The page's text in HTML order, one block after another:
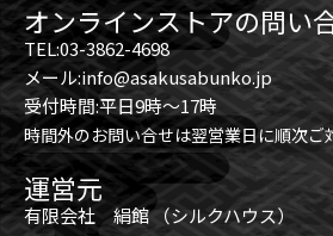
オンラインストアの問い
TEL:03-3862-4698
メール:info@asakusabunko.jp
受付時間:平日9時～17時
時間外のお問い合せは翌営業日に順次ご
運営元
有限会社 絹館 （シルクハウス）